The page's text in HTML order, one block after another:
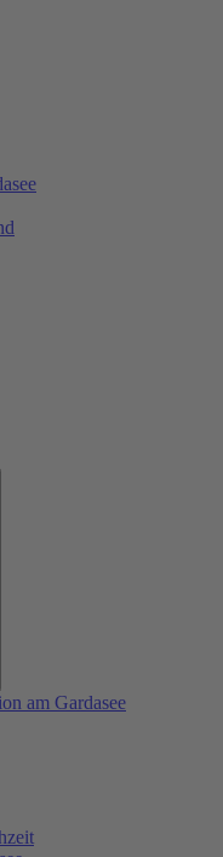
am Gardasee